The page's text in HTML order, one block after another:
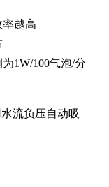
越高
1W/100气泡/分
流负压自动吸